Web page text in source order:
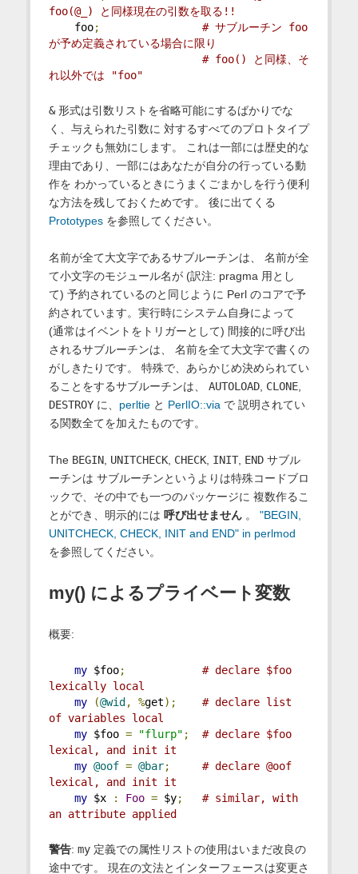
foo(@_) と同様現在の引数を取る!!
foo;
# サブルーチン foo
が予め定義されている場合に限り
# foo() と同様、そ
れ以外では "foo"
&形式は引数リストを省略可能にするばかりでな
く、与えられた引数に 対するすべてのプロトタイプ
チェックも無効にします。 これは一部には歴史的な
理由であり、一部にはあなたが自分の行っている動
作を わかっているときにうまくごまかしを行う便利
な方法を残しておくためです。 後に出てくる
Prototypesを参照してください。
名前が全て大文字であるサブルーチンは、 名前が全
て小文字のモジュール名が (訳注: pragma 用とし
て) 予約されているのと同じように Perl のコアで予
約されています。実行時にシステム自身によって
(通常はイベントをトリガーとして) 間接的に呼び出
されるサブルーチンは、 名前を全て大文字で書くの
がしきたりです。 特殊で、あらかじめ決められてい
ることをするサブルーチンは、 AUTOLOAD, CLONE,
DESTROYに、 perltieと PerlIO::via で 説明されてい
る関数全てを加えたものです。
The BEGIN, UNITCHECK, CHECK, INIT, ENDサブル
ーチンは サブルーチンというよりは特殊コードブロ
ックで、その中でも一つのパッケージに 複数作るこ
とができ、明示的には 呼び出せません。 "BEGIN,
UNITCHECK, CHECK, INIT and END" in perlmod
を参照してください。
my() によるプライベート変数
概要:
my $foo;
# declare $foo
lexically local
my
(@wid , %get);
# declare list
of variables local
my $foo = "flurp" ;
# declare $foo
lexical, and init it
my @oof = @bar;
# declare @oof
lexical, and init it
my $x : Foo = $y;
# similar, with
an attribute applied
警告: my定義での属性リストの使用はいまだ改良の
途中です。 現在の文法とインターフェースは変更さ